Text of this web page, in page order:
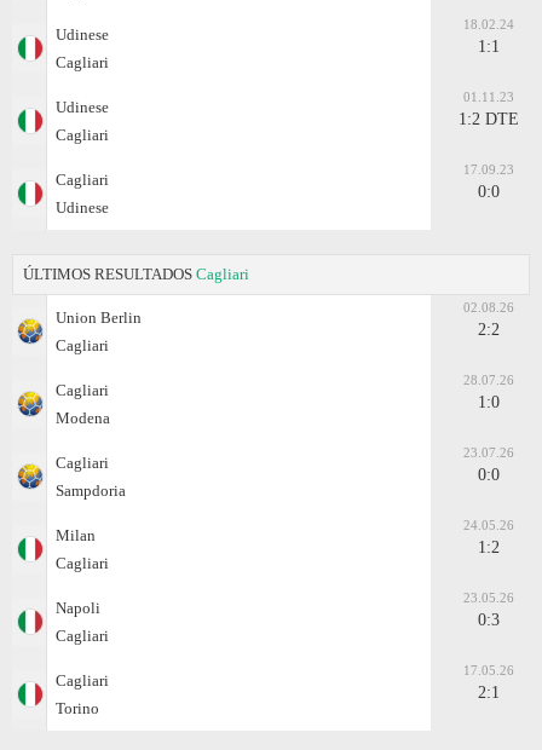
Udinese
Cagliari
18.02.24
1:1
Udinese
Cagliari
01.11.23
1:2 DTE
Cagliari
Udinese
17.09.23
0:0
ÚLTIMOS RESULTADOS Cagliari
Union Berlin
Cagliari
02.08.26
2:2
Cagliari
Modena
28.07.26
1:0
Cagliari
Sampdoria
23.07.26
0:0
Milan
Cagliari
24.05.26
1:2
Napoli
Cagliari
23.05.26
0:3
Cagliari
Torino
17.05.26
2:1